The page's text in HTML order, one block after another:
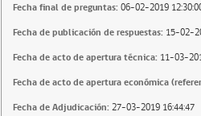
Fecha final de preguntas: 06-02-2019
Fecha de publicación de respuestas: 15-02-
Fecha de acto de apertura técnica: 11-03-
Fecha de acto de apertura económica
Fecha de Adjudicación: 27-03-2019 16:44:47